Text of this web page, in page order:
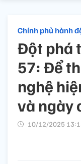
Chính phủ hành
Đột phá
57: Để
nghệ
và ngày
10/12/2025